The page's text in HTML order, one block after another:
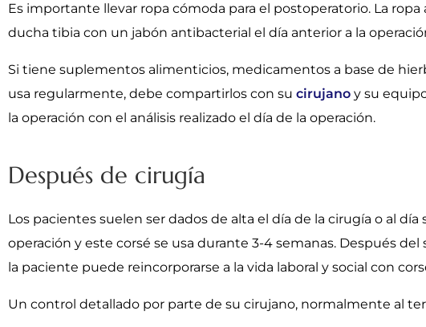
Es importante llevar ropa cómoda para el postoperatorio. La
ducha tibia con un jabón antibacterial el día anterior a la
Si tiene suplementos alimenticios, medicamentos a base de
usa regularmente, debe compartirlos con su cirujano y su
la operación con el análisis realizado el día de la operación.
Después de cirugía
Los pacientes suelen ser dados de alta el día de la cirugía o al
operación y este corsé se usa durante 3-4 semanas. Después
la paciente puede reincorporarse a la vida laboral y social con
Un control detallado por parte de su cirujano, normalmente al